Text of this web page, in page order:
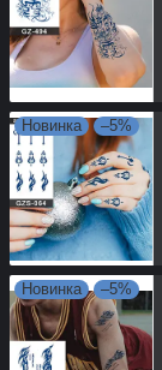
Новинка –5%
Новинка –5%